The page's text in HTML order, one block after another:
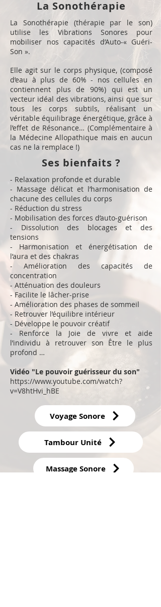
La Sonothérapie
La Sonothérapie (thérapie par le son)
utilise les Vibrations Sonores pour
mobiliser nos capacités d’Auto-« Guéri-
Son ».
Elle agit sur le corps physique, (composé
d’eau à plus de 60% - nos cellules en
contiennent plus de 90%) qui est un
vecteur idéal des vibrations, ainsi que sur
tous les corps subtils, réalisant un
véritable équilibrage énergétique, grâce à
l’effet de Résonance… (Complémentaire à
la Médecine Allopathique mais en aucun
cas ne la remplace !)
Ses bienfaits ?
- Relaxation profonde et durable
- Massage délicat et l’harmonisation de
chacune des cellules du corps
- Réduction du stress
- Mobilisation des forces d’auto-guérison
- Dissolution des blocages et des
tensions
- Harmonisation et énergétisation de
l’aura et des chakras
- Amélioration des capacités de
concentration
- Atténuation des douleurs
- Facilite le lâcher-prise
- Amélioration des phases de sommeil
- Retrouver l’équilibre intérieur
- Développe le pouvoir créatif
- Renforce la Joie de vivre et aide
l’individu à retrouver son Être le plus
profond …
Vidéo "Le pouvoir guérisseur du son"
https://www.youtube.com/watch?
v=V8htHvi_hBE
Voyage Sonore
Tambour Unité
Massage Sonore